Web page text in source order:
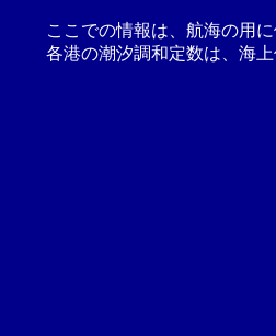
ここでの情報は、航海の用
各港の潮汐調和定数は、海